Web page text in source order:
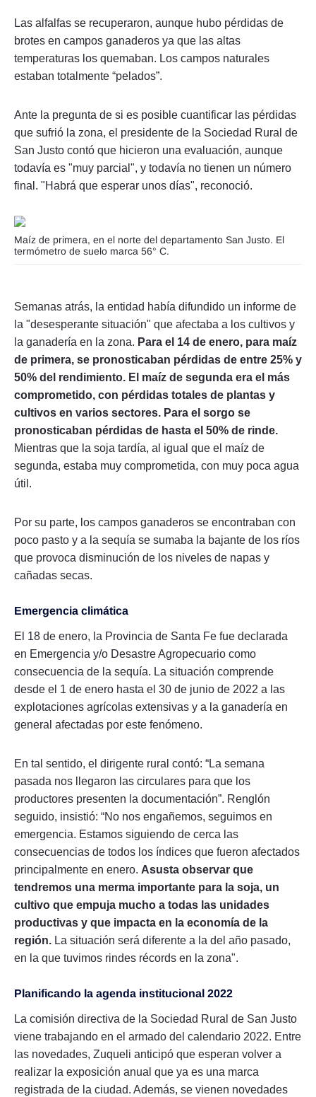
Las alfalfas se recuperaron, aunque hubo pérdidas de
brotes en campos ganaderos ya que las altas
temperaturas los quemaban. Los campos naturales
estaban totalmente “pelados”.
Ante la pregunta de si es posible cuantificar las pérdidas
que sufrió la zona, el presidente de la Sociedad Rural de
San Justo contó que hicieron una evaluación, aunque
todavía es "muy parcial", y todavía no tienen un número
final. "Habrá que esperar unos días", reconoció.
Maíz de primera, en el norte del departamento San Justo. El
termómetro de suelo marca 56° C.
Semanas atrás, la entidad había difundido un informe de
la "desesperante situación" que afectaba a los cultivos y
la ganadería en la zona. Para el 14 de enero, para maíz
de primera, se pronosticaban pérdidas de entre 25% y
50% del rendimiento. El maíz de segunda era el más
comprometido, con pérdidas totales de plantas y
cultivos en varios sectores. Para el sorgo se
pronosticaban pérdidas de hasta el 50% de rinde.
Mientras que la soja tardía, al igual que el maíz de
segunda, estaba muy comprometida, con muy poca agua
útil.
Por su parte, los campos ganaderos se encontraban con
poco pasto y a la sequía se sumaba la bajante de los ríos
que provoca disminución de los niveles de napas y
cañadas secas.
Emergencia climática
El 18 de enero, la Provincia de Santa Fe fue declarada
en Emergencia y/o Desastre Agropecuario como
consecuencia de la sequía. La situación comprende
desde el 1 de enero hasta el 30 de junio de 2022 a las
explotaciones agrícolas extensivas y a la ganadería en
general afectadas por este fenómeno.
En tal sentido, el dirigente rural contó: “La semana
pasada nos llegaron las circulares para que los
productores presenten la documentación”. Renglón
seguido, insistió: “No nos engañemos, seguimos en
emergencia. Estamos siguiendo de cerca las
consecuencias de todos los índices que fueron afectados
principalmente en enero. Asusta observar que
tendremos una merma importante para la soja, un
cultivo que empuja mucho a todas las unidades
productivas y que impacta en la economía de la
región. La situación será diferente a la del año pasado,
en la que tuvimos rindes récords en la zona".
Planificando la agenda institucional 2022
La comisión directiva de la Sociedad Rural de San Justo
viene trabajando en el armado del calendario 2022. Entre
las novedades, Zuqueli anticipó que esperan volver a
realizar la exposición anual que ya es una marca
registrada de la ciudad. Además, se vienen novedades